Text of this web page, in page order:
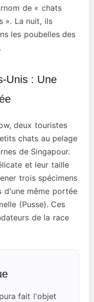
de « chats
». La nuit, ils
les poubelles des
Unis : Une
deux touristes
chats au pelage
de Singapour.
et leur taille
trois spécimens
d'une même portée
(Pusse). Ces
de la race
fait l'objet